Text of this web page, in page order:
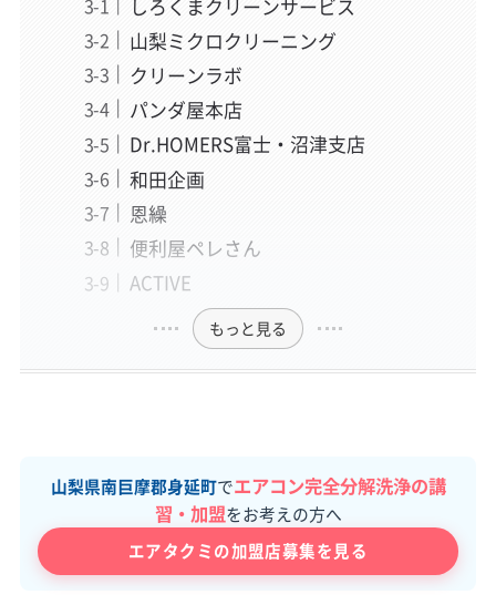
しろくまクリーンサービス
山梨ミクロクリーニング
クリーンラボ
パンダ屋本店
Dr.HOMERS富士・沼津支店
和田企画
恩繰
便利屋ペレさん
ACTIVE
もっと見る
山梨県南巨摩郡身延町でエアコン完全分解洗浄の講
習・加盟をお考えの方へ
エアタクミの加盟店募集を見る